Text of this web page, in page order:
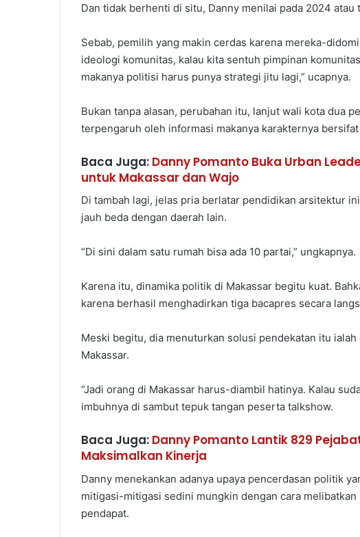
Dan tidak berhenti di situ, Danny menilai pada 2024
Sebab, pemilih yang makin cerdas karena mereka-
ideologi komunitas, kalau kita sentuh pimpinan
makanya politisi harus punya strategi jitu lagi,” ucapnya.
Bukan tanpa alasan, perubahan itu, lanjut wali kota dua
terpengaruh oleh informasi makanya karakternya
Baca Juga: Danny Pomanto Buka Urban
untuk Makassar dan Wajo
Di tambah lagi, jelas pria berlatar pendidikan arsitektur
jauh beda dengan daerah lain.
“Di sini dalam satu rumah bisa ada 10 partai,” ungkapnya.
Karena itu, dinamika politik di Makassar begitu kuat.
karena berhasil menghadirkan tiga bacapres secara
Meski begitu, dia menuturkan solusi pendekatan itu
Makassar.
“Jadi orang di Makassar harus-diambil hatinya. Kalau
imbuhnya di sambut tepuk tangan peserta talkshow.
Baca Juga: Danny Pomanto Lantik 829
Maksimalkan Kinerja
Danny menekankan adanya upaya pencerdasan politik
mitigasi-mitigasi sedini mungkin dengan cara
pendapat.